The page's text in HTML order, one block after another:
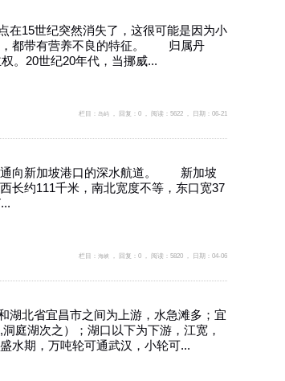
在15世纪突然消失了，这很可能是因为小
，都带有营养不良的特征。 归属丹
。20世纪20年代，当挪威...
栏目：岛屿 ， 回复：0 ， 阅读：5622 ， 日期：06-21
通向新加坡港口的深水航道。 新加坡
长约111千米，南北宽度不等，东口宽37
栏目：海峡 ， 回复：0 ， 阅读：5820 ， 日期：04-06
北省宜昌市之间为上游，水急滩多；宜
庭湖次之）；湖口以下为下游，江宽，
水期，万吨轮可通武汉，小轮可...